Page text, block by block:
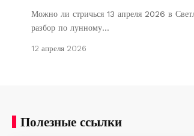
Можно ли стричься 13 апреля 2026 в
разбор по лунному…
12 апреля 2026
Полезные ссылки